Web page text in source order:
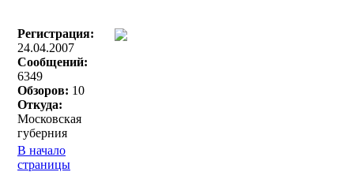
Регистрация:
24.04.2007
Сообщений:
6349
Обзоров: 10
Откуда:
Московская
губерния
В начало
страницы